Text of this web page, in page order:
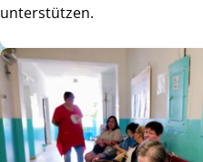
unterstützen.